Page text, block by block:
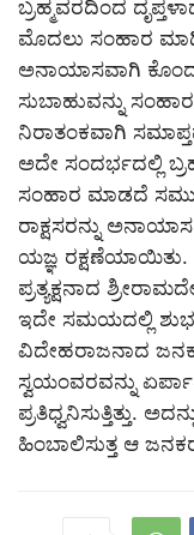
ಬ್ರಹ್ಮವರದಿಂದ
ಮೊದಲು ಸಂಹಾರ
ಅನಾಯಾಸವಾಗಿ
ಸುಬಾಹುವನ್ನು
ನಿರಾತಂಕವಾಗಿ
ಅದೇ ಸಂದರ್ಭದಲ್ಲಿ
ಸಂಹಾರ ಮಾಡದೆ
ರಾಕ್ಷಸರನ್ನು
ಯಜ್ಞ ರಕ್ಷಣೆಯಾಯಿತು.
ಪ್ರತ್ಯಕ್ಷನಾದ
ಇದೇ ಸಮಯದಲ್ಲಿ
ವಿದೇಹರಾಜನಾದ
ಸ್ವಯಂವರವನ್ನು
ಪ್ರತಿಧ್ವನಿಸುತ್ತಿತ್ತು.
ಹಿಂಬಾಲಿಸುತ್ತ ಆ